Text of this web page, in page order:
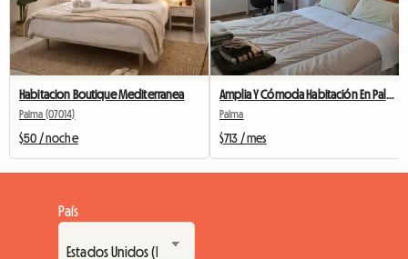
Habitacion Boutique Mediterranea
Palma (07014)
$50 / noche
Palma
$713 / mes
País